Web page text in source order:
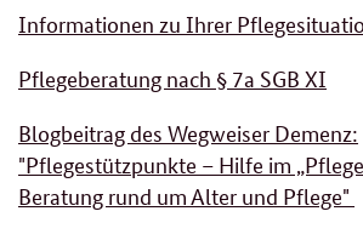
Informationen zu Ihrer
Pflegeberatung nach § 7a SGB XI
Blogbeitrag des Wegweiser Demenz:
"Pflegestützpunkte – Hilfe im
Beratung rund um Alter und Pflege"